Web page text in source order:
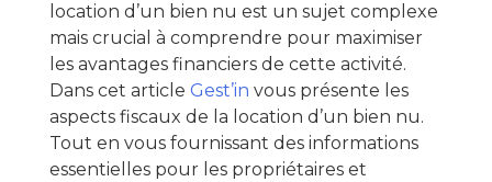
location d’un bien nu est un sujet complexe
mais crucial à comprendre pour maximiser
les avantages financiers de cette activité.
Dans cet article Gest’in vous présente les
aspects fiscaux de la location d’un bien nu.
Tout en vous fournissant des informations
essentielles pour les propriétaires et